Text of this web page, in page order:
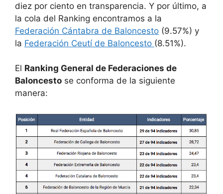
diez por ciento en transparencia. Y por último, a
la cola del Ranking encontramos a la
Federación Cántabra de Baloncesto (9.57%) y
la Federación Ceutí de Baloncesto (8.51%).
El Ranking General de Federaciones de
Baloncesto se conforma de la siguiente
manera: